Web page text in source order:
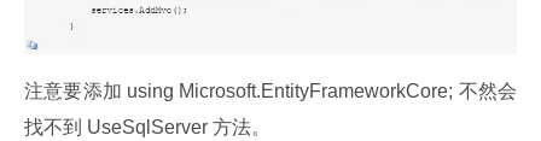
注意要添加 using Microsoft.EntityFrameworkCore; 不然会
找不到 UseSqlServer 方法。